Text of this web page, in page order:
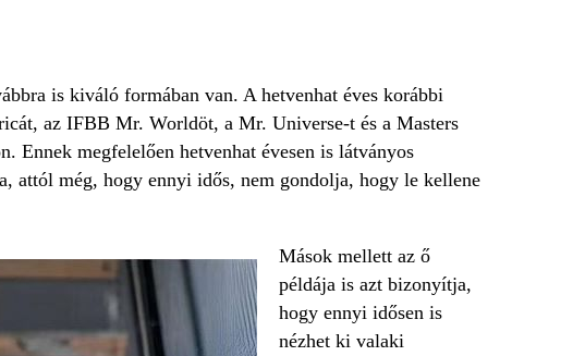
is kiváló formában van. A hetvenhat éves korábbi
az IFBB Mr. Worldöt, a Mr. Universe-t és a Masters
Ennek megfelelően hetvenhat évesen is látványos
attól még, hogy ennyi idős, nem gondolja, hogy le kellene
Mások mellett az ő
példája is azt bizonyítja,
hogy ennyi idősen is
nézhet ki valaki